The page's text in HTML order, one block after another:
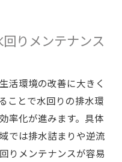
りメンテナンス
活環境の改善に大きく
ことで水回りの排水環
率化が進みます。具体
では排水詰まりや逆流
りメンテナンスが容易